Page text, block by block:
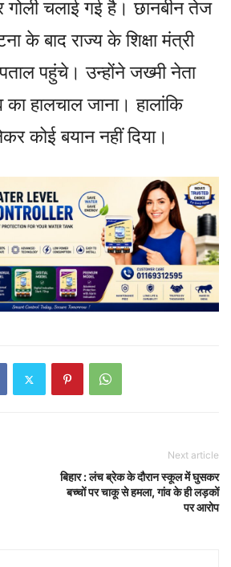
गोली चलाई गई है। छानबीन तेज
के बाद राज्य के शिक्षा मंत्री
पहुंचे। उन्होंने जख्मी नेता
हालचाल जाना। हालांकि
कोई बयान नहीं दिया।
Next article
बिहार : लंच ब्रेक के दौरान स्कूल में घुसकर
बच्चों पर चाकू से हमला, गांव के ही लड़कों
पर आरोप